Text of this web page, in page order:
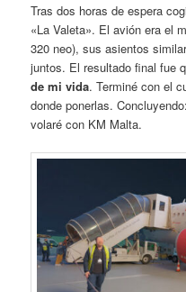
Tras dos horas de espera
«La Valeta». El avión era el
320 neo), sus asientos
juntos. El resultado final fue
de mi vida. Terminé con el
donde ponerlas.
volaré con KM Malta.